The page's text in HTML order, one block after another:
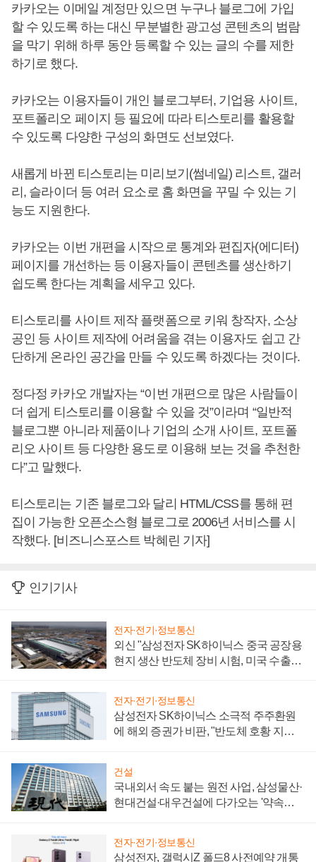
카카오는 이메일 계정만 있으면 누구나 블로그에 가입
할 수 있도록 하는 대신 무분별한 광고성 콘텐츠의 범람
을 막기 위해 하루 동안 등록할 수 있는 글의 수를 제한
하기로 했다.
카카오는 이용자들이 개인 블로그부터, 기업용 사이트,
포트폴리오 페이지 등 필요에 따라 티스토리를 활용할
수 있도록 다양한 구성의 화면도 선보였다.
새롭게 바뀐 티스토리는 미리보기(썸네일) 리스트, 갤러
리, 슬라이더 등 여러 요소로 홈 화면을 꾸밀 수 있는 기
능도 지원한다.
카카오는 이번 개편을 시작으로 통계와 편집자(에디터)
페이지를 개선하는 등 이용자들이 콘텐츠를 생산하기
쉽도록 한다는 계획을 세우고 있다.
티스토리를 사이트 제작 플랫폼으로 키워 창작자, 소상
공인 등 사이트 제작에 어려움을 겪는 이용자도 쉽고 간
단하게 온라인 공간을 만들 수 있도록 하겠다는 것이다.
정다정 카카오 개발자는 “이번 개편으로 많은 사람들이
더 쉽게 티스토리를 이용할 수 있을 것”이라며 “일반적
블로그뿐 아니라 제품이나 기업의 소개 사이트, 포트폴
리오 사이트 등 다양한 용도로 이용해 보는 것을 추천한
다”고 말했다.
티스토리는 기존 블로그와 달리 HTML/CSS를 통해 편
집이 가능한 오픈소스형 블로그로 2006년 서비스를 시
작했다. [비즈니스포스트 박혜린 기자]
인기기사
전자·전기·정보통신
외신 "삼성전자 SK하이닉스 중국 공장용
현지 생산 반도체 장비 시험, 미국 수출통
전자·전기·정보통신
삼성전자 SK하이닉스 소극적 주주환원
에 해외 증권가 비판, "반도체 호황 지속
건설
국내외서 속도 붙는 원전 사업, 삼성물산·
현대건설·대우건설에 다가오는 '약속의
전자·전기·정보통신
삼성전자, 갤럭시Z 폴드8 사전예약 개통